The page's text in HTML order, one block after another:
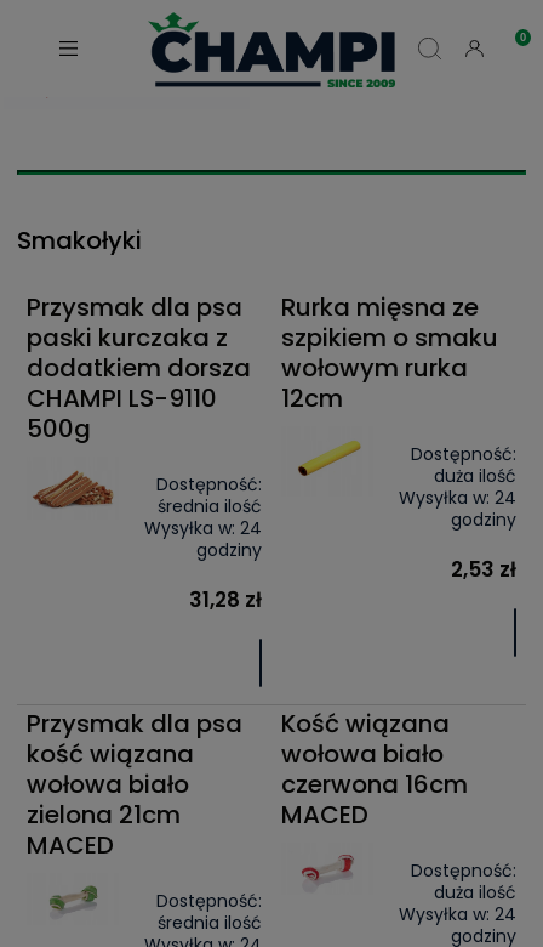
Smakołyki
Przysmak dla psa
paski kurczaka z
dodatkiem dorsza
CHAMPI LS-9110
500g
Dostępność:
średnia ilość
Wysyłka w: 24
godziny
31,28 zł
Rurka mięsna ze
szpikiem o smaku
wołowym rurka
12cm
Dostępność:
duża ilość
Wysyłka w: 24
godziny
2,53 zł
Przysmak dla psa
kość wiązana
wołowa biało
zielona 21cm
MACED
Dostępność:
średnia ilość
Kość wiązana
wołowa biało
czerwona 16cm
MACED
Dostępność:
duża ilość
Wysyłka w: 24
godziny